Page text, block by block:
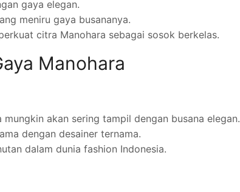
gaya elegan.
meniru gaya busananya.
citra Manohara sebagai sosok berkelas.
Manohara
mungkin akan sering tampil dengan busana elegan.
dengan desainer ternama.
dalam dunia fashion Indonesia.